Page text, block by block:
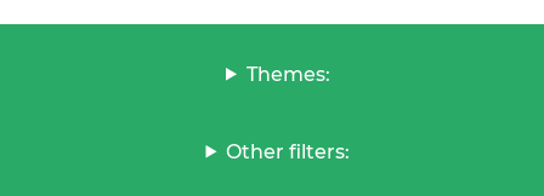
Themes:
Other filters: